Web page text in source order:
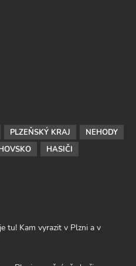
PLZEŇSKÝ KRAJ
NEHODY
HASIČI
tu! Kam vyrazit v Plzni a v